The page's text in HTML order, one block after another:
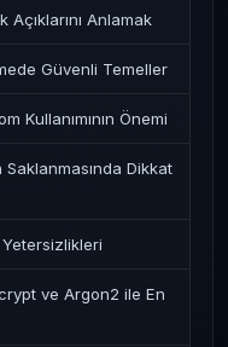
Anlamak
Güvenli Temeller
Kullanımının Önemi
Dikkat
ve Argon2 ile En